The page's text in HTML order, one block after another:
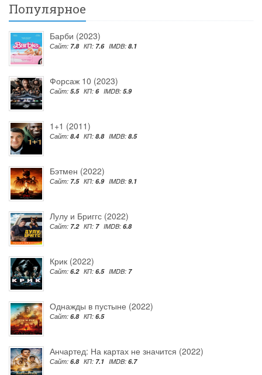
Популярное
Барби (2023)
Сайт: 7.8 КП: 7.6 IMDB: 8.1
Форсаж 10 (2023)
Сайт: 5.5 КП: 6 IMDB: 5.9
1+1 (2011)
Сайт: 8.4 КП: 8.8 IMDB: 8.5
Бэтмен (2022)
Сайт: 7.5 КП: 6.9 IMDB: 9.1
Лулу и Бриггс (2022)
Сайт: 7.2 КП: 7 IMDB: 6.8
Крик (2022)
Сайт: 6.2 КП: 6.5 IMDB: 7
Однажды в пустыне (2022)
Сайт: 6.8 КП: 6.5
Анчартед: На картах не значится (2022)
Сайт: 6.8 КП: 7.1 IMDB: 6.7